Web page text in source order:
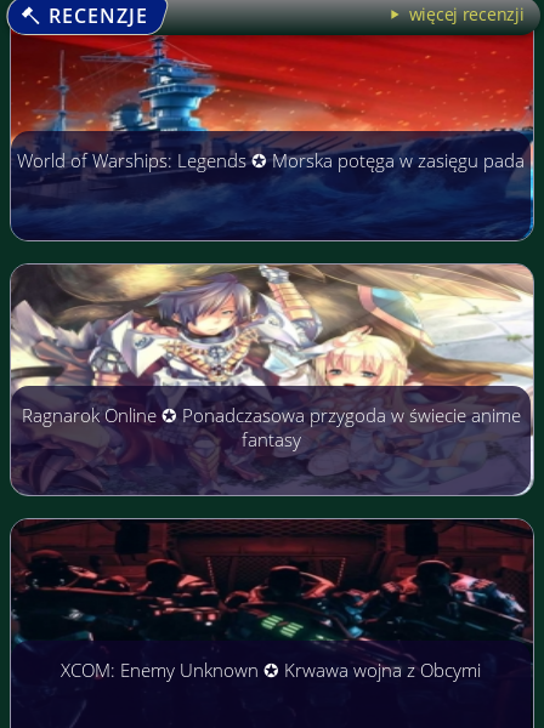
RECENZJE więcej recenzji
World of Warships: Legends ✪ Morska potęga w zasięgu pada
Ragnarok Online ✪ Ponadczasowa przygoda w świecie anime
fantasy
XCOM: Enemy Unknown ✪ Krwawa wojna z Obcymi